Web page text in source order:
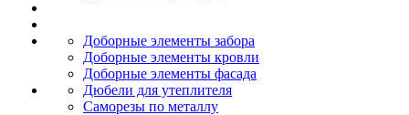
Доборные элементы забора
Доборные элементы кровли
Доборные элементы фасада
Дюбели для утеплителя
Саморезы по металлу